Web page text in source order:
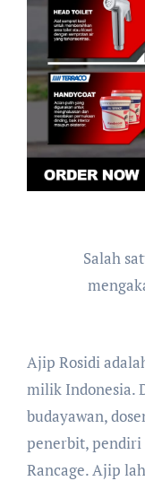
Salah
Ajip Rosidi adalah sastrawan senior dan terkemuka
milik Indonesia.
budayawan,
penerbit, pendiri
Rancage. Ajip